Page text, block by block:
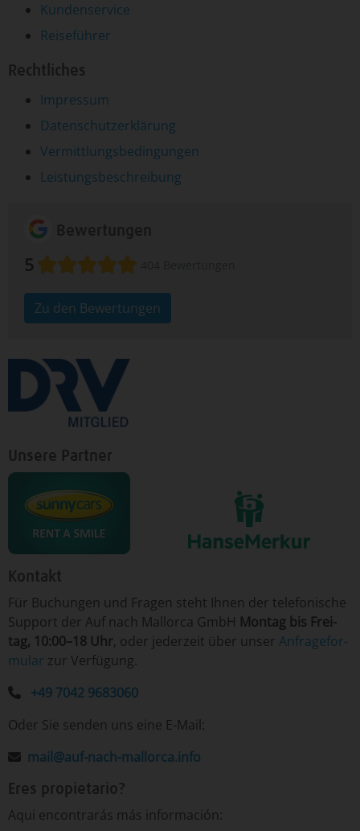
Kundenservice
Reiseführer
Rechtliches
Impressum
Datenschutzerklärung
Vermittlungsbedingungen
Leistungsbeschreibung
5
Zu den Bewertungen
Unsere Partner
Kontakt
Für ­Bu­chun­gen un­d Fra­gen ­steht Ih­nen der te­le­fo­nische
Sup­port der Auf nach Mallorca GmbH Mon­tag ­bis Frei­
tag, 10:00–18 Uhr, o­der je­der­zeit ­über­ un­ser An­fra­ge­for­
mu­lar ­zur Ver­fü­gung.
+49 7042 9683060
Oder Sie senden uns eine E-Mail:
mail@auf-nach-mallorca.info
Eres propietario?
Aqui encontrarás más información: